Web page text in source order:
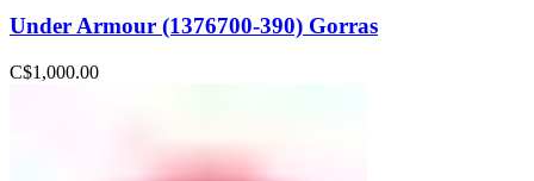
Under Armour (1376700-390) Gorras
C$1,000.00